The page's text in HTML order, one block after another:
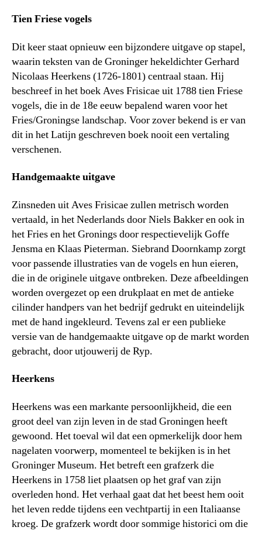
Tien Friese vogels
Dit keer staat opnieuw een bijzondere uitgave op stapel,
waarin teksten van de Groninger hekeldichter Gerhard
Nicolaas Heerkens (1726-1801) centraal staan. Hij
beschreef in het boek Aves Frisicae uit 1788 tien Friese
vogels, die in de 18e eeuw bepalend waren voor het
Fries/Groningse landschap. Voor zover bekend is er van
dit in het Latijn geschreven boek nooit een vertaling
verschenen.
Handgemaakte uitgave
Zinsneden uit Aves Frisicae zullen metrisch worden
vertaald, in het Nederlands door Niels Bakker en ook in
het Fries en het Gronings door respectievelijk Goffe
Jensma en Klaas Pieterman. Siebrand Doornkamp zorgt
voor passende illustraties van de vogels en hun eieren,
die in de originele uitgave ontbreken. Deze afbeeldingen
worden overgezet op een drukplaat en met de antieke
cilinder handpers van het bedrijf gedrukt en uiteindelijk
met de hand ingekleurd. Tevens zal er een publieke
versie van de handgemaakte uitgave op de markt worden
gebracht, door utjouwerij de Ryp.
Heerkens
Heerkens was een markante persoonlijkheid, die een
groot deel van zijn leven in de stad Groningen heeft
gewoond. Het toeval wil dat een opmerkelijk door hem
nagelaten voorwerp, momenteel te bekijken is in het
Groninger Museum. Het betreft een grafzerk die
Heerkens in 1758 liet plaatsen op het graf van zijn
overleden hond. Het verhaal gaat dat het beest hem ooit
het leven redde tijdens een vechtpartij in een Italiaanse
kroeg. De grafzerk wordt door sommige historici om die